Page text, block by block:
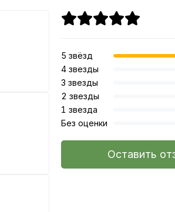
5 звёзд
4 звезды
3 звезды
2 звезды
1 звезда
Без оценки
Оставить